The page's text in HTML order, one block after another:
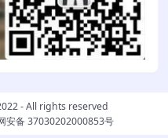
- All rights reserved
安备 37030202000853号